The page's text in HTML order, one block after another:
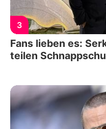
3
Fans lieben es:
teilen